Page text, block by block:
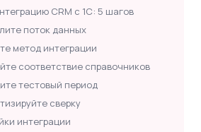
CRM с 1С: 5 шагов
поток данных
метод интеграции
соответствие справочников
тестовый период
сверку
интеграции